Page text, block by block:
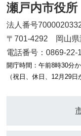
瀬戸内市役所
法人番号
〒701-4292 岡山県
電話番号：0869-22-
開庁時間：午前8時30分
（祝日、休日、12月29